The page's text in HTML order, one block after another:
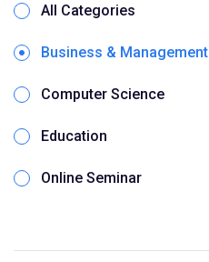
All Categories
Business & Management
Computer Science
Education
Online Seminar